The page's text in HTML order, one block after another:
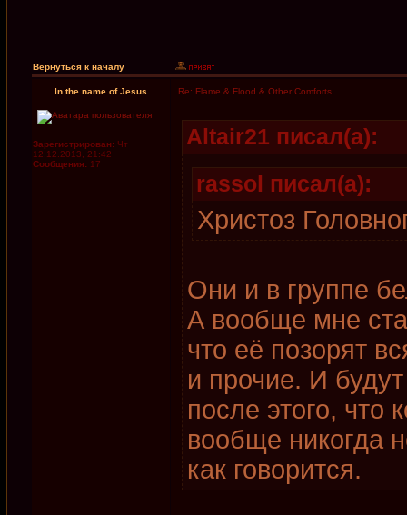
Вернуться к началу
In the name of Jesus Re: Flame & Flood & Other Comforts
Зарегистрирован: Чт
12.12.2013, 21:42
Сообщения: 17
Altair21 писал(а):
rassol писал(а):
Христоз
Они и в группе
А вообще мне
что её позорят
и прочие. И
после этого, что
вообще никогда
как говорится.